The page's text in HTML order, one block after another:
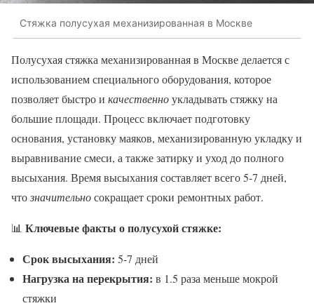
Стяжка полусухая механизированная в Москве
Полусухая стяжка механизированная в Москве делается с
использованием специального оборудования, которое
позволяет быстро и качественноукладывать стяжку на
большие площади. Процесс включает подготовку
основания, установку маяков, механизированную укладку и
выравнивание смеси, а также затирку и уход до полного
высыхания. Время высыхания составляет всего 5-7 дней,
чтозначительносокращает сроки ремонтных работ.
📊 Ключевые факты о полусухой стяжке:
Срок высыхания: 5-7 дней
Нагрузка на перекрытия: в 1.5 раза меньше мокрой
стяжки